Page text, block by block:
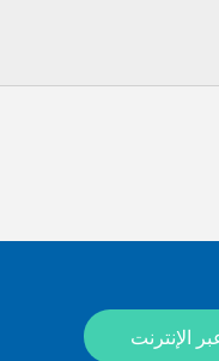
الإنترنت